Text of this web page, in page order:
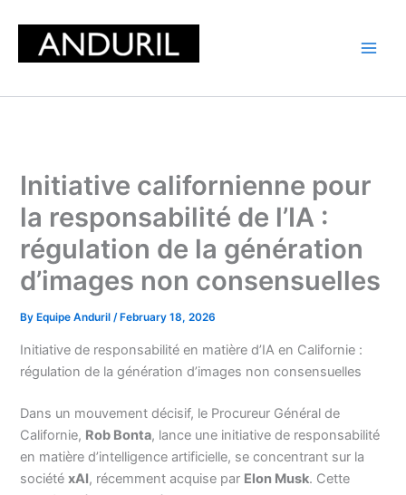
content
Initiative californienne pour
la responsabilité de l’IA :
régulation de la génération
d’images non consensuelles
By Equipe Anduril/ February 18, 2026
Initiative de responsabilité en matière d’IA en Californie :
régulation de la génération d’images non consensuelles
Dans un mouvement décisif, le Procureur Général de
Californie, Rob Bonta, lance une initiative de responsabilité
en matière d’intelligence artificielle, se concentrant sur la
sociétéxAI, récemment acquise par Elon Musk. Cette